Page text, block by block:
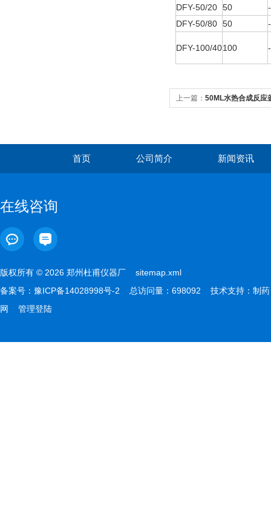
DFY-50/20 50
DFY-50/80 50
DFY-100/40100
上一篇： 50ML水热合成反应
首页 公司简介 新闻资讯
在线咨询
版权所有 © 2026 郑州杜甫仪器厂 sitemap.xml
备案号： 豫ICP备14028998号-2 总访问量：698092 技术支持： 制药
网
管理登陆